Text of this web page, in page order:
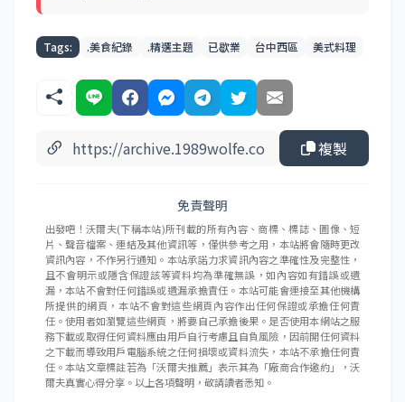
Tags: .美食紀錄 .精選主題 已歇業 台中西區 美式料理
複製
免責聲明
出發吧！沃爾夫(下稱本站)所刊載的所有內容、商標、標誌、圖像、短
片、聲音檔案、連結及其他資訊等，僅供參考之用，本站將會隨時更改
資訊內容，不作另行通知。本站承諾力求資訊內容之準確性及完整性，
且不會明示或隱含保證該等資料均為準確無誤，如內容如有錯誤或遺
漏，本站不會對任何錯誤或遺漏承擔責任。本站可能會連接至其他機構
所提供的網頁，本站不會對這些網頁內容作出任何保證或承擔任何責
任。使用者如瀏覽這些網頁，將要自己承擔後果。是否使用本網站之服
務下載或取得任何資料應由用戶自行考慮且自負風險，因前開任何資料
之下載而導致用戶電腦系統之任何損壞或資料流失，本站不承擔任何責
任。本站文章標註若為「沃爾夫推薦」表示其為「廠商合作邀約」，沃
爾夫真實心得分享。以上各項聲明，敬請讀者悉知。